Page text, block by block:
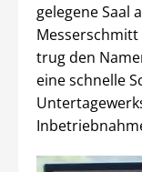
gelegene
trug den
eine schnelle